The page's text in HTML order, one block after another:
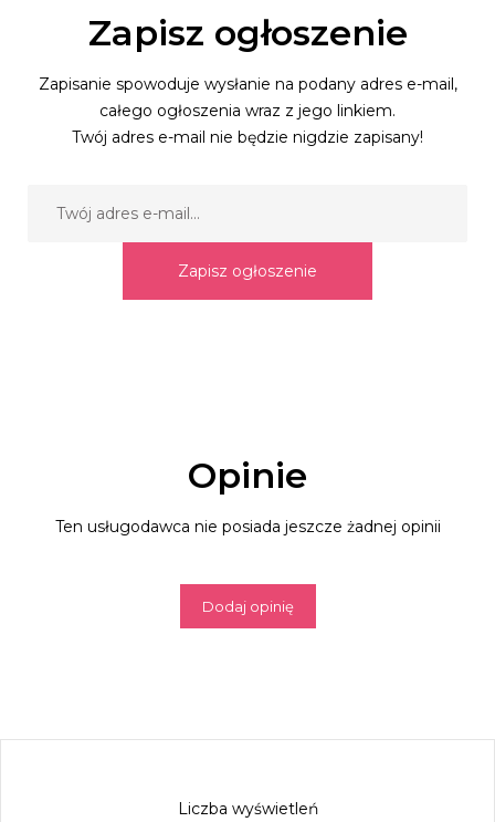
Zapisz ogłoszenie
Zapisanie spowoduje wysłanie na podany adres e-mail,
całego ogłoszenia wraz z jego linkiem.
Twój adres e-mail nie będzie nigdzie zapisany!
Zapisz ogłoszenie
Opinie
Ten usługodawca nie posiada jeszcze żadnej opinii
Dodaj opinię
Liczba wyświetleń